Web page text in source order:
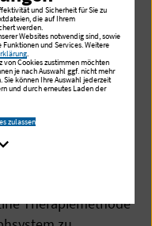
von
und
(z. B.
von Entzündungen
Therapiemethode
und Sicherheit für Sie zu
die auf Ihrem
werden.
Websites notwendig sind, sowie
und Services. Weitere
.
von Cookies zustimmen möchten
je nach Auswahl ggf. nicht mehr
Sie können Ihre Auswahl jederzeit
und durch erneutes Laden der
zulassen